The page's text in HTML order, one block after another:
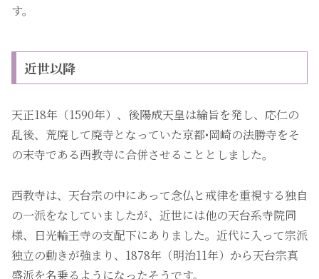
す。
近世以降
天正18年（1590年）、後陽成天皇は綸旨を発し、応仁の
乱後、荒廃して廃寺となっていた京都•岡崎の法勝寺をそ
の末寺である西教寺に合併させることとしました。
西教寺は、天台宗の中にあって念仏と戒律を重視する独自
の一派をなしていましたが、近世には他の天台系寺院同
様、日光輪王寺の支配下にありました。近代に入って宗派
独立の動きが強まり、1878年（明治11年）から天台宗真
盛派を名乗るようになったそうです。